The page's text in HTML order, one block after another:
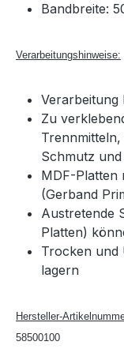
Bandbreite:
Verarbeitungshinweise:
Verarbeitung
Zu
Trennmitteln,
Schmutz
MDF-Platten
(Gerband
Austretende
Platten)
Trocken und
lagern
Hersteller-
58500100